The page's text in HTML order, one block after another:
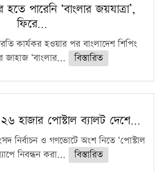
পারেনি ‘বাংলার জয়যাত্রা’,
ফিরে…
কার্যকর হওয়ার পর বাংলাদেশ শিপিং
‘বাংলার...
বিস্তারিত
হাজার পোস্টাল ব্যালট দেশে…
নির্বাচন ও গণভোটে অংশ নিতে ‘পোস্টাল
নিবন্ধন করা...
বিস্তারিত